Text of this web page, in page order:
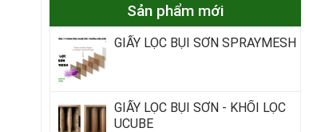
Sản phẩm mới
GIẤY LỌC BỤI SƠN SPRAYMESH
GIẤY LỌC BỤI SƠN - KHỐI LỌC
UCUBE